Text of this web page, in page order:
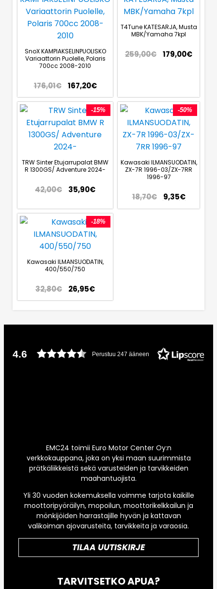
SnoX KAMPIAKSELINPUOLISKO
Variaattorin Puolelle, Polaris
700cc 2008-2010
176,01€ 167,20€
T4Tune KATESARJA, Musta
MBK/Yamaha 7kpl
259,00€ 179,00€
-15%
TRW Sinter Etujarrupalat BMW
R 1300GS/ Adventure 2024-
42,00€ 35,90€
-50%
Kawasaki ILMANSUODATIN,
ZX-7R 1996-03/ZX-7RR
1996-97
18,70€ 9,35€
-18%
Kawasaki ILMANSUODATIN,
400/550/750
32,80€ 26,95€
4.6 Perustuu 247 ääneen
EMC24 toimii Euro Motor Center Oy:n
verkkokauppana, joka on yksi maan suurimmista
prätkäliikkeistä sekä varusteiden ja tarvikkeiden
maahantuojista.
Yli 30 vuoden kokemuksella voimme tarjota kaikille
moottoripyöräilyn, mopoilun, moottorikelkkailun ja
mönkijöiden harrastajille hyvän ja kattavan
valikoiman ajovarusteita, tarvikkeita ja varaosia.
TILAA UUTISKIRJE
TARVITSETKO APUA?